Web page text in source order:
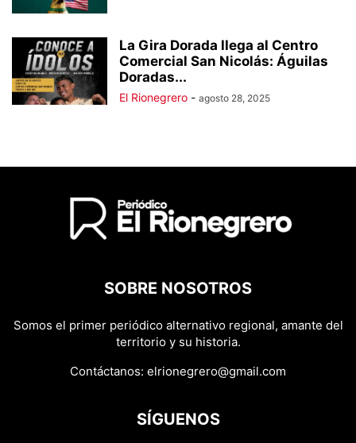
La Gira Dorada llega al Centro
Comercial San Nicolás: Águilas
Doradas...
El Rionegrero - agosto 28, 2025
SOBRE NOSOTROS
Somos el primer periódico alternativo regional, amante del
territorio y su historia.
Contáctanos: elrionegrero@gmail.com
SÍGUENOS